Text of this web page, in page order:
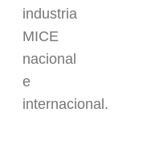
industria
MICE
nacional
e
internacional.